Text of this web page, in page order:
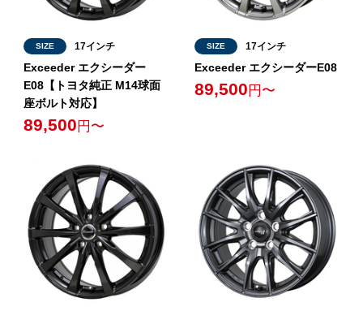
SIZE 17インチ
Exceeder エクシーダー
E08【トヨタ純正 M14球面
座ボルト対応】
89,500 円〜
SIZE 17インチ
Exceeder エクシーダーE08
89,500 円〜